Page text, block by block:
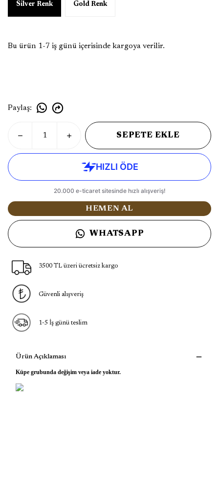
Silver Renk Gold Renk
Bu ürün 1-7 iş günü içerisinde kargoya verilir.
Paylaş:
SEPETE EKLE
HEMEN AL
WHATSAPP
3500 TL üzeri ücretsiz kargo
Güvenli alışveriş
1-5 İş günü teslim
Ürün Açıklaması
Küpe grubunda değişim veya iade yoktur.